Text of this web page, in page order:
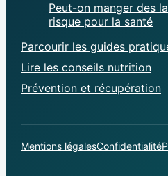
Peut-on manger des
risque pour la santé
Parcourir les guides
Lire les conseils nutrition
Prévention et récupération
Mentions légalesConfidentialité